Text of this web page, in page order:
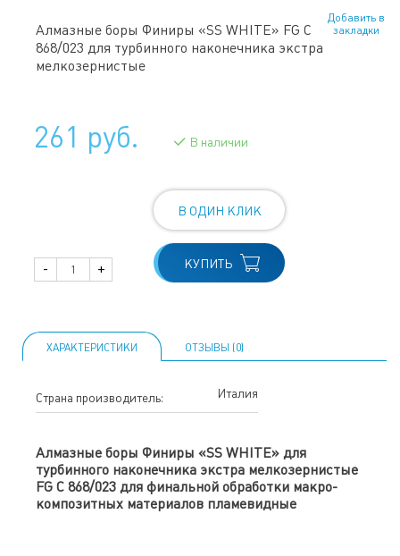
Алмазные боры Финиры «SS WHITE» FG C
868/023 для турбинного наконечника экстра
мелкозернистые
Добавить в
закладки
261 руб. В наличии
- +
В ОДИН КЛИК
КУПИТЬ
ХАРАКТЕРИСТИКИ ОТЗЫВЫ (0)
Страна производитель: Италия
Алмазные боры Финиры «SS WHITE» для
турбинного наконечника экстра мелкозернистые
FG C 868/023 для финальной обработки макро-
композитных материалов пламевидные